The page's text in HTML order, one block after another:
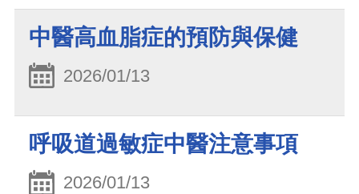
中醫高血脂症的預防與保健
2026/01/13
呼吸道過敏症中醫注意事項
2026/01/13